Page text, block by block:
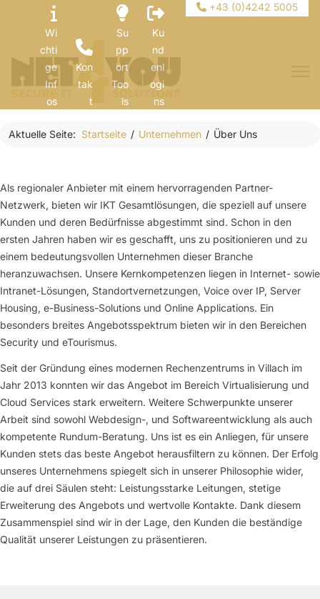
Wi
chti
ge
Inf
os
Kon
tak
t
Su
pp
ort
Too
ls
Ku
nd
enl
ogi
ns
+43 (0)4242 5005
Aktuelle Seite: Startseite Unternehmen Über Uns
Als regionaler Anbieter mit einem hervorragenden Partner-
Netzwerk, bieten wir IKT Gesamtlösungen, die speziell auf unsere
Kunden und deren Bedürfnisse abgestimmt sind. Schon in den
ersten Jahren haben wir es geschafft, uns zu positionieren und zu
einem bedeutungsvollen Unternehmen dieser Branche
heranzuwachsen. Unsere Kernkompetenzen liegen in Internet- sowie
Intranet-Lösungen, Standortvernetzungen, Voice over IP, Server
Housing, e-Business-Solutions und Online Applications. Ein
besonders breites Angebotsspektrum bieten wir in den Bereichen
Security und eTourismus.
Seit der Gründung eines modernen Rechenzentrums in Villach im
Jahr 2013 konnten wir das Angebot im Bereich Virtualisierung und
Cloud Services stark erweitern. Weitere Schwerpunkte unserer
Arbeit sind sowohl Webdesign-, und Softwareentwicklung als auch
kompetente Rundum-Beratung. Uns ist es ein Anliegen, für unsere
Kunden stets das beste Angebot herausfiltern zu können. Der Erfolg
unseres Unternehmens spiegelt sich in unserer Philosophie wider,
die auf drei Säulen steht: Leistungsstarke Leitungen, stetige
Erweiterung des Angebots und wertvolle Kontakte. Dank diesem
Zusammenspiel sind wir in der Lage, den Kunden die beständige
Qualität unserer Leistungen zu präsentieren.